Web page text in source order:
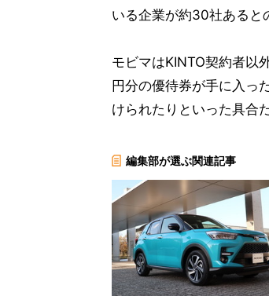
いる企業が約30社あると
モビマはKINTO契約者以
円分の優待券が手に入っ
けられたりといった具合だ
編集部が選ぶ関連記事